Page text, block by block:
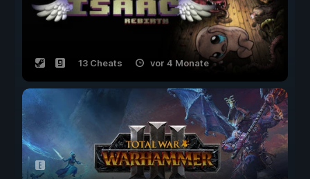
13 Cheats vor 4 Monate